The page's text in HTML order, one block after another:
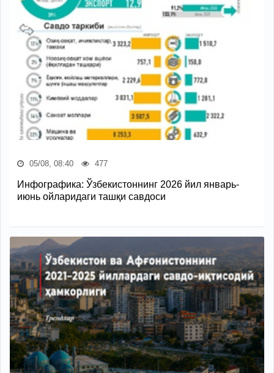
05/08, 08:40 477
Инфографика: Ўзбекистоннинг 2026 йил январь-
июнь ойларидаги ташқи савдоси